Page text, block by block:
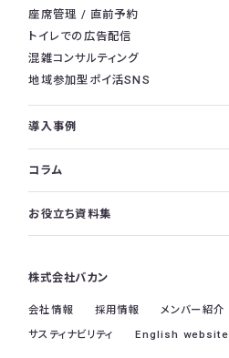
座席管理 / 直前予約
トイレでの広告配信
混雑コンサルティング
地域参加型ポイ活SNS
導入事例
コラム
お役立ち資料集
株式会社バカン
会社情報 採用情報 メンバー紹介
サスティナビリティ
English website